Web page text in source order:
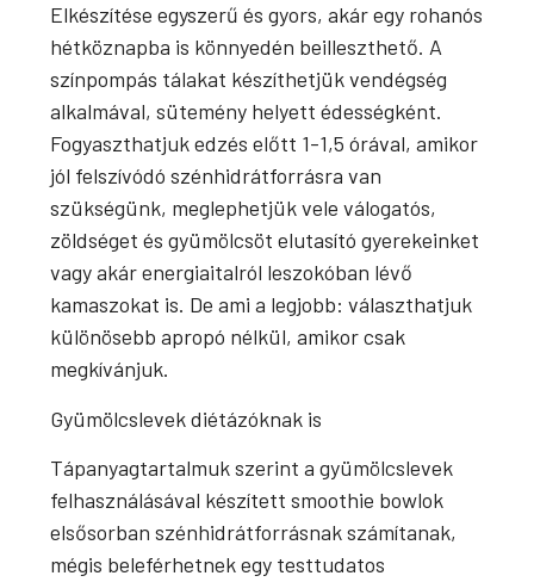
Elkészítése egyszerű és gyors, akár egy rohanós
hétköznapba is könnyedén beilleszthető. A
színpompás tálakat készíthetjük vendégség
alkalmával, sütemény helyett édességként.
Fogyaszthatjuk edzés előtt 1-1,5 órával, amikor
jól felszívódó szénhidrátforrásra van
szükségünk, meglephetjük vele válogatós,
zöldséget és gyümölcsöt elutasító gyerekeinket
vagy akár energiaitalról leszokóban lévő
kamaszokat is. De ami a legjobb: választhatjuk
különösebb apropó nélkül, amikor csak
megkívánjuk.
Gyümölcslevek diétázóknak is
Tápanyagtartalmuk szerint a gyümölcslevek
felhasználásával készített smoothie bowlok
elsősorban szénhidrátforrásnak számítanak,
mégis beleférhetnek egy testtudatos